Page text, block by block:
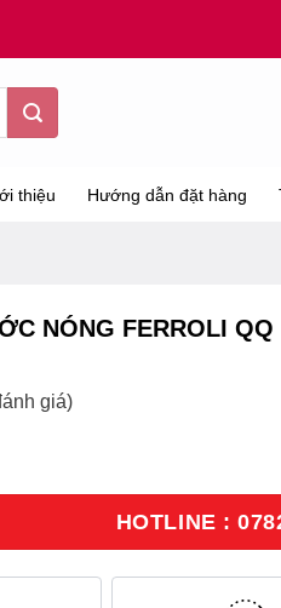
thiệu Hướng dẫn đặt hàng
NÓNG FERROLI
giá)
HOTLINE :